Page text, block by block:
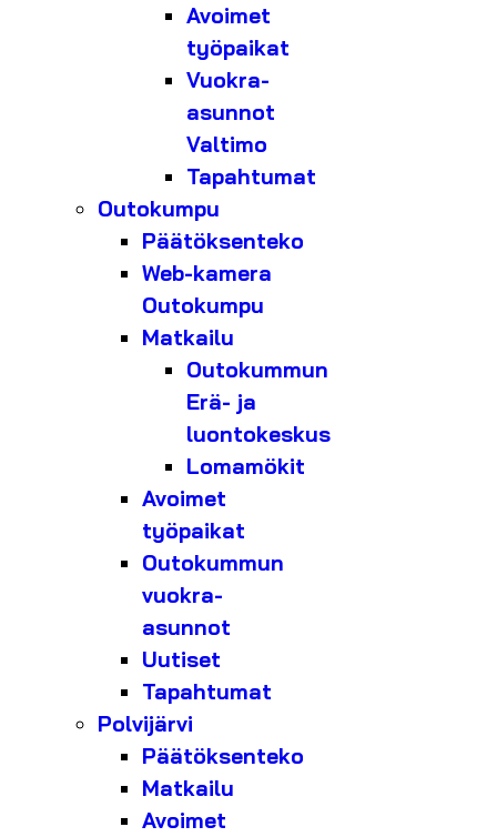
Avoimet
työpaikat
Vuokra-
asunnot
Valtimo
Tapahtumat
Outokumpu
Päätöksenteko
Web-kamera
Outokumpu
Matkailu
Outokummun
Erä- ja
luontokeskus
Lomamökit
Avoimet
työpaikat
Outokummun
vuokra-
asunnot
Uutiset
Tapahtumat
Polvijärvi
Päätöksenteko
Matkailu
Avoimet